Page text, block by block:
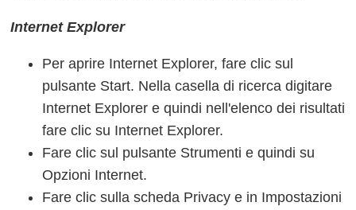
Internet Explorer
Per aprire Internet Explorer, fare clic sul
pulsante Start. Nella casella di ricerca digitare
Internet Explorer e quindi nell'elenco dei risultati
fare clic su Internet Explorer.
Fare clic sul pulsante Strumenti e quindi su
Opzioni Internet.
Fare clic sulla scheda Privacy e in Impostazioni